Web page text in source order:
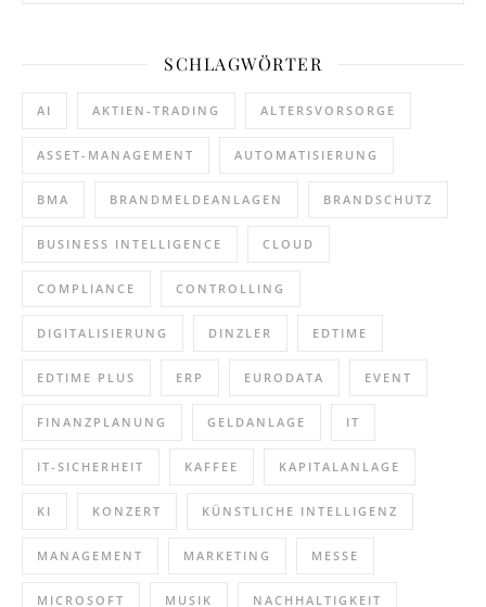
SCHLAGWÖRTER
AI AKTIEN-TRADING ALTERSVORSORGE
ASSET-MANAGEMENT AUTOMATISIERUNG
BMA BRANDMELDEANLAGEN BRANDSCHUTZ
BUSINESS INTELLIGENCE CLOUD
COMPLIANCE CONTROLLING
DIGITALISIERUNG DINZLER EDTIME
EDTIME PLUS ERP EURODATA EVENT
FINANZPLANUNG GELDANLAGE IT
IT-SICHERHEIT KAFFEE KAPITALANLAGE
KI KONZERT KÜNSTLICHE INTELLIGENZ
MANAGEMENT MARKETING MESSE
MICROSOFT MUSIK NACHHALTIGKEIT